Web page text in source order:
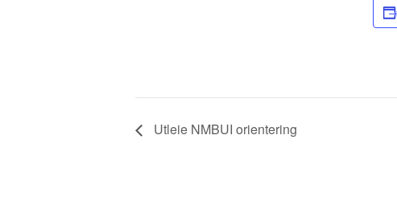
Utleie NMBUI orientering